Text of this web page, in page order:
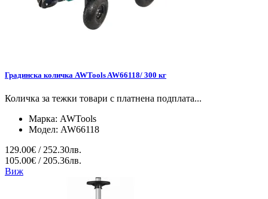
Градинска количка AWTools AW66118/ 300 кг
Количка за тежки товари с платнена подплата...
Марка: AWTools
Модел: AW66118
129.00€ / 252.30лв.
105.00€ / 205.36лв.
Виж